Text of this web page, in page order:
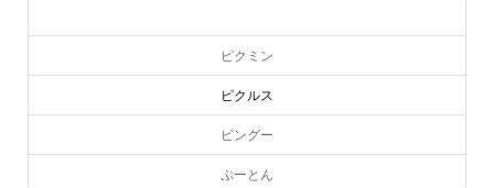
ピクミン
ピクルス
ピングー
ぷーとん